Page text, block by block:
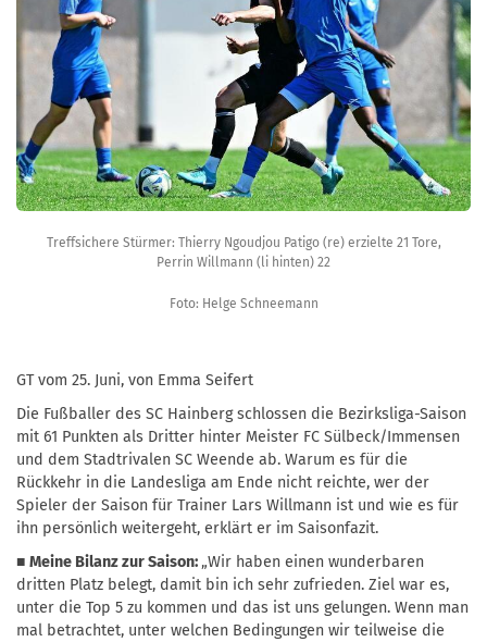
Treffsichere Stürmer: Thierry Ngoudjou Patigo (re) erzielte 21 Tore,
Perrin Willmann (li hinten) 22
Foto: Helge Schneemann
GT vom 25. Juni, von Emma Seifert
Die Fußballer des SC Hainberg schlossen die Bezirksliga-Saison
mit 61 Punkten als Dritter hinter Meister FC Sülbeck/Immensen
und dem Stadtrivalen SC Weende ab. Warum es für die
Rückkehr in die Landesliga am Ende nicht reichte, wer der
Spieler der Saison für Trainer Lars Willmann ist und wie es für
ihn persönlich weitergeht, erklärt er im Saisonfazit.
■ Meine Bilanz zur Saison: „Wir haben einen wunderbaren
dritten Platz belegt, damit bin ich sehr zufrieden. Ziel war es,
unter die Top 5 zu kommen und das ist uns gelungen. Wenn man
mal betrachtet, unter welchen Bedingungen wir teilweise die